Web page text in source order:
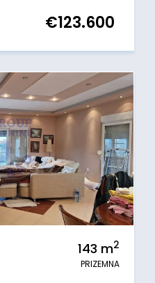
€123.600
143 m2
PRIZEMNA